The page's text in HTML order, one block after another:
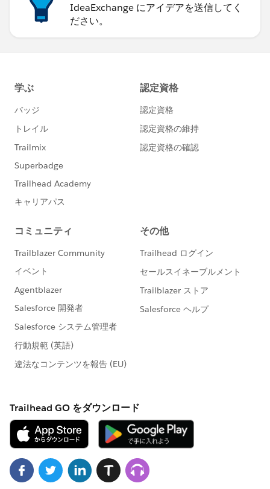
IdeaExchange にアイデアを送信してく
ださい。